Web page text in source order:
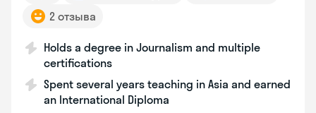
2 отзыва
Holds a degree in Journalism and multiple
certifications
Spent several years teaching in Asia and earned
an International Diploma